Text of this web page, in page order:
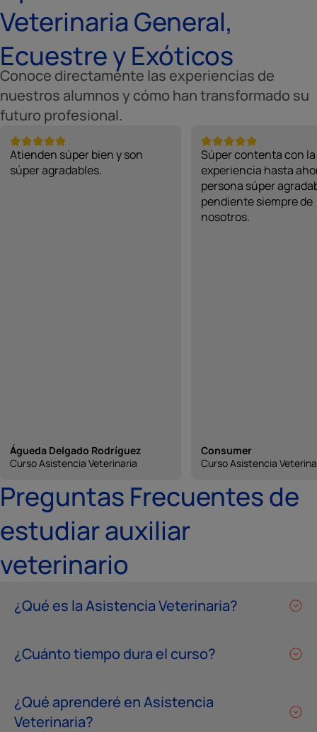
Veterinaria General,
Ecuestre y Exóticos
Conoce directamente las experiencias de
nuestros alumnos y cómo han transformado su
futuro profesional.
Atienden súper bien y son
súper agradables.
Águeda Delgado Rodríguez
Curso Asistencia Veterinaria
Súper contenta con la
experiencia hasta
persona súper
pendiente siempre de
nosotros.
Consumer
Curso Asistencia
Preguntas Frecuentes de
estudiar auxiliar
veterinario
¿Qué es la Asistencia Veterinaria?
¿Cuánto tiempo dura el curso?
¿Qué aprenderé en Asistencia
Veterinaria?